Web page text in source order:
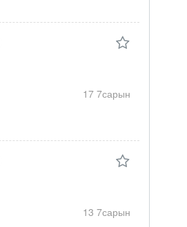
17 7сарын
13 7сарын